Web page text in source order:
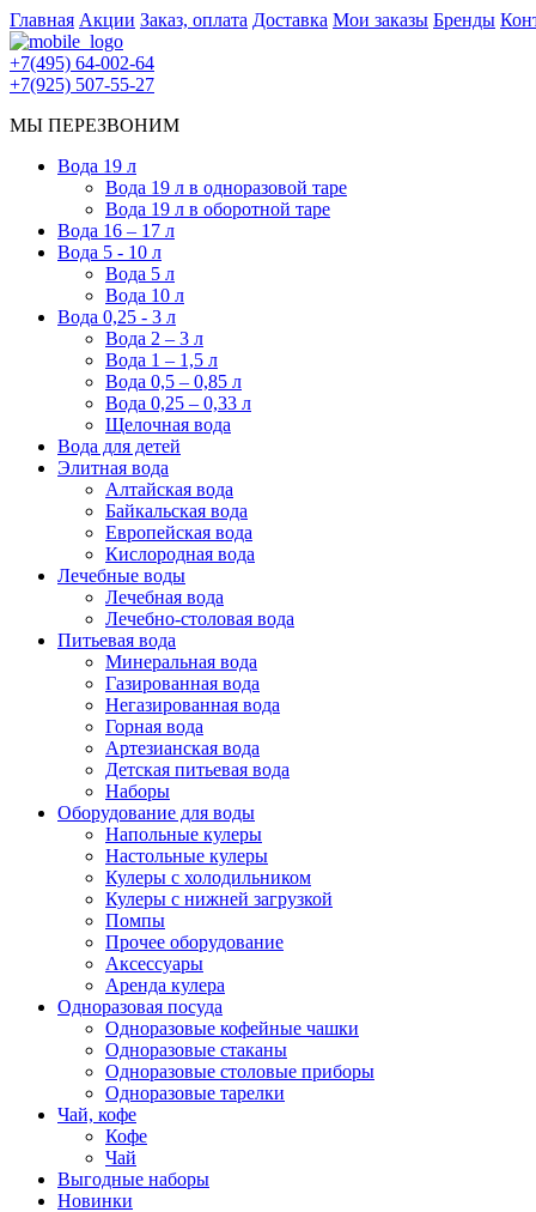
Главная Акции Заказ, оплата Доставка Мои заказы Бренды
+7(495) 64-002-64
+7(925) 507-55-27
МЫ ПЕРЕЗВОНИМ
Вода 19 л
Вода 19 л в одноразовой таре
Вода 19 л в оборотной таре
Вода 16 – 17 л
Вода 5 - 10 л
Вода 5 л
Вода 10 л
Вода 0,25 - 3 л
Вода 2 – 3 л
Вода 1 – 1,5 л
Вода 0,5 – 0,85 л
Вода 0,25 – 0,33 л
Щелочная вода
Вода для детей
Элитная вода
Алтайская вода
Байкальская вода
Европейская вода
Кислородная вода
Лечебные воды
Лечебная вода
Лечебно-столовая вода
Питьевая вода
Минеральная вода
Газированная вода
Негазированная вода
Горная вода
Артезианская вода
Детская питьевая вода
Наборы
Оборудование для воды
Напольные кулеры
Настольные кулеры
Кулеры с холодильником
Кулеры с нижней загрузкой
Помпы
Прочее оборудование
Аксессуары
Аренда кулера
Одноразовая посуда
Одноразовые кофейные чашки
Одноразовые стаканы
Одноразовые столовые приборы
Одноразовые тарелки
Чай, кофе
Кофе
Чай
Выгодные наборы
Новинки